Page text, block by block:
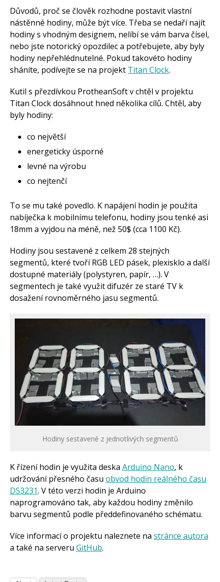
Arduino roboti
Tinylab
Makeblock
Micro:bit
Koupit
Důvodů, proč se člověk rozhodne postavit vlastní
nástěnné hodiny, může být více. Třeba se nedaří najít
hodiny s vhodným designem, nelíbí se vám barva čísel,
nebo jste notorický opozdilec a potřebujete, aby byly
hodiny nepřehlédnutelné. Pokud takovéto hodiny
sháníte, podívejte se na projekt Titan Clock.
Kutil s přezdívkou ProtheanSoft v chtěl v projektu
Titan Clock dosáhnout hned několika cílů. Chtěl, aby
byly hodiny:
co největší
energeticky úsporné
levné na výrobu
co nejtenčí
To se mu také povedlo. K napájení hodin je použita
nabíječka k mobilnímu telefonu, hodiny jsou tenké asi
18mm a vyjdou na méně, než 50$ (cca 1100 Kč).
Hodiny jsou sestavené z celkem 28 stejných
segmentů, které tvoří RGB LED pásek, plexisklo a další
dostupné materiály (polystyren, papír, …). V
segmentech je také využit difuzér ze staré TV k
dosažení rovnoměrného jasu segmentů.
Hodiny sestavené z jednotlivých segmentů
K řízení hodin je využita deska Arduino Nano, k
udržování přesného času obvod hodin reálného času
DS3231. V této verzi hodin je Arduino
naprogramováno tak, aby každou hodiny změnilo
barvu segmentů podle předdefinovaného schématu.
Více informací o projektu naleznete na stránce autora
a také na serveru GitHub.